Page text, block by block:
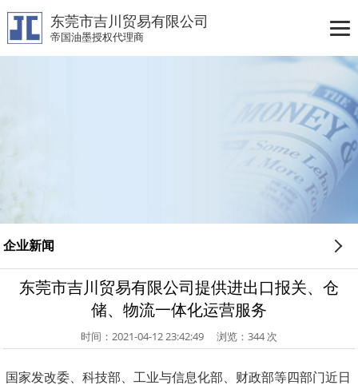
东莞市吉川贸易有限公司
帝国油墨授权代理商
行业应用
新闻中心
企业新闻
东莞市吉川贸易有限公司提供进出口报关、仓
储、物流一体化运营服务
时间：2021-04-12 23:42:49 浏览： 344次
国家发改委、科技部、工业与信息化部、财政部等四部门近日